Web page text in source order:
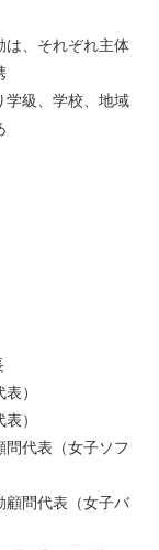
、それぞれ主体
級、学校、地域
）
）
代表（女子ソフ
代表（女子バ